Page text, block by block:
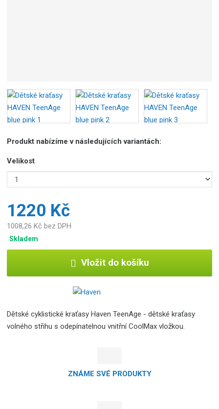
Produkt nabízíme v následujících variantách:
Velikost
1220 Kč
1008,26 Kč bez DPH
Skladem
Vložit do košíku
Dětské cyklistické kraťasy Haven TeenAge - dětské kraťasy
volného střihu s odepínatelnou vnitřní CoolMax vložkou.
ZNÁME SVÉ PRODUKTY